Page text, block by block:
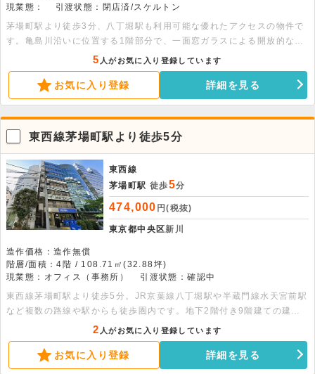
現業態：
引渡状態：閉店済/スケルトン
茅場町駅より徒歩3分、八丁堀駅も利用可能な優れたアクセスの物件で
す。亀島川沿いに位置する1階部分で、一面窓ガラスによる開放的な空
間が特徴。8坪（26.45平米）のスケルトン引渡しで、こだわりの店舗
レイアウトを実現できます。自由度の高い空間で、理想のお店を始めて
みませんか。お気軽にお問い合わせください。
5 人がお気に入り登録しています
お気に入り登録 詳細を見る
東西線茅場町駅より徒歩5分
東西線
茅場町駅 徒歩5分
474,000 円(税抜)
東京都中央区新川
造作価格：造作無償
階層/面積：4階 / 108.71㎡(32.88坪)
現業態：オフィス（事務所）
引渡状態：確認中
東西線茅場町駅より徒歩5分。JR京葉線八丁堀駅や半蔵門線水天宮前駅
など複数の路線や駅からも徒歩圏内です。地下2階付き9階建ての建物
の4階部分、100平米以上ある貸事務所です。エレベーター・エアコ
ン・光ファイバー・給湯室完備です。
2 人がお気に入り登録しています
お気に入り登録 詳細を見る